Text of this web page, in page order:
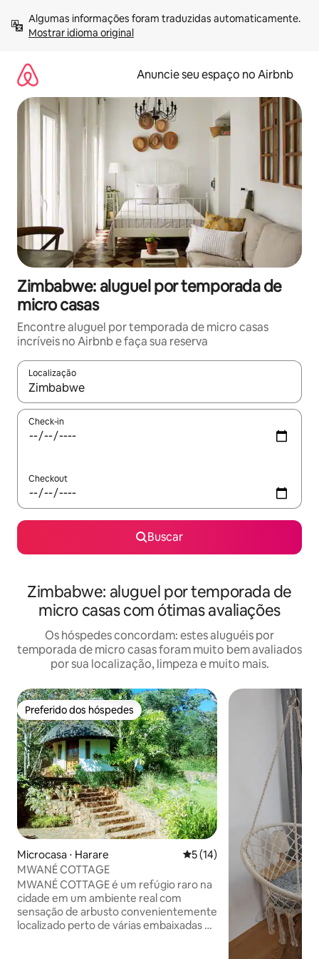
para
Mostrar idioma original
Anuncie seu espaço no Airbnb
Zimbabwe: aluguel por temporada de
micro casas
Encontre aluguel por temporada de micro casas
incríveis no Airbnb e faça sua reserva
Localização
Quando os resultados estiverem disponíveis, explore-os
Check-in
Checkout
Buscar
Zimbabwe: aluguel por temporada de
micro casas com ótimas avaliações
Os hóspedes concordam: estes aluguéis por
temporada de micro casas foram muito bem avaliados
por sua localização, limpeza e muito mais.
Preferido dos hóspedes
Preferido dos hóspedes
Microcasa ⋅ Harare 5 de uma avaliação média
5 (14)
MWANÉ COTTAGE
MWANÉ COTTAGE é um refúgio raro na
cidade em um ambiente real com
sensação de arbusto convenientemente
localizado perto de várias embaixadas e